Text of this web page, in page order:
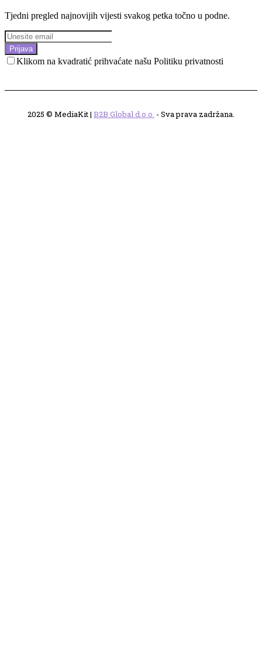
Tjedni pregled najnovijih vijesti svakog petka točno u podne.
Prijava
Klikom na kvadratić prihvaćate našu Politiku privatnosti
2025 © MediaKit | B2B Global d.o.o. - Sva prava zadržana.